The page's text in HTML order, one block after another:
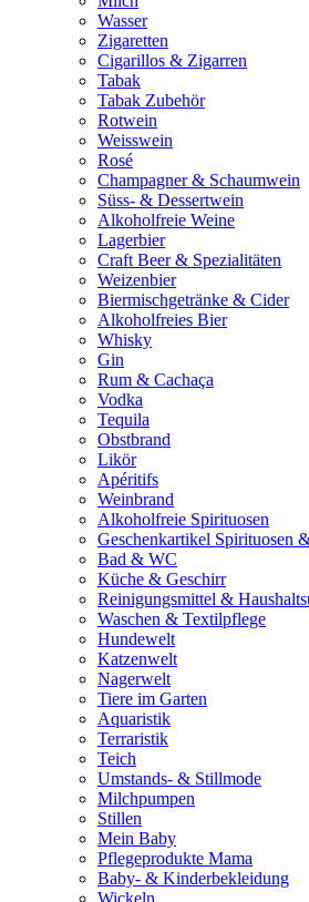
Wasser
Zigaretten
Cigarillos & Zigarren
Tabak
Tabak Zubehör
Rotwein
Weisswein
Rosé
Champagner & Schaumwein
Süss- & Dessertwein
Alkoholfreie Weine
Lagerbier
Craft Beer & Spezialitäten
Weizenbier
Biermischgetränke & Cider
Alkoholfreies Bier
Whisky
Gin
Rum & Cachaça
Vodka
Tequila
Obstbrand
Likör
Apéritifs
Weinbrand
Alkoholfreie Spirituosen
Geschenkartikel Spirituosen
Bad & WC
Küche & Geschirr
Reinigungsmittel &
Waschen & Textilpflege
Hundewelt
Katzenwelt
Nagerwelt
Tiere im Garten
Aquaristik
Terraristik
Teich
Umstands- & Stillmode
Milchpumpen
Stillen
Mein Baby
Pflegeprodukte Mama
Baby- & Kinderbekleidung
Wickeln